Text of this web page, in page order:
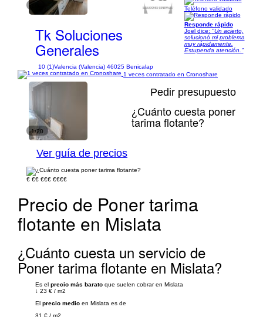
1/8
Tk Soluciones
Generales
10 (1)Valencia (Valencia) 46025 Benicalap
Teléfono validado
Responde rápido
Joel dice: "Un acierto,
solucionó mi problema
muy rápidamente.
Estupenda atención."
1 veces contratado en Cronoshare
1/20
Pedir presupuesto
¿Cuánto cuesta poner
tarima flotante?
Ver guía de precios
€ €€ €€€ €€€€
Precio de Poner tarima
flotante en Mislata
¿Cuánto cuesta un servicio de
Poner tarima flotante en Mislata?
Es el precio más barato que suelen cobrar en Mislata
↓ 23 € / m2
El precio medio en Mislata es de
31 € / m2